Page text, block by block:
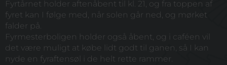
Fyrtårnet holder aftenåbent til kl. 21, og fra toppen af
fyret kan I følge med, når solen går ned, og mørket
falder på.
Fyrmesterboligen holder også åbent, og i caféen vil
det være muligt at købe lidt godt til ganen, så I kan
nyde en fyraftensøl i de helt rette rammer.